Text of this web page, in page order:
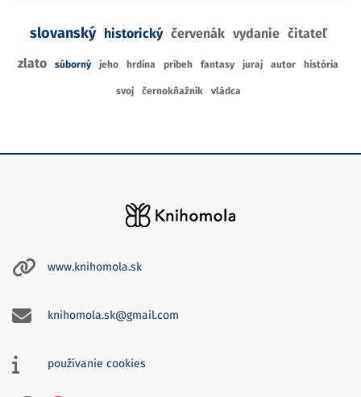
slovanský historický červenák vydanie čitateľ
zlato
súborný jeho hrdina príbeh fantasy juraj autor história
svoj černokňažník vládca
www.knihomola.sk
knihomola.sk@gmail.com
používanie cookies